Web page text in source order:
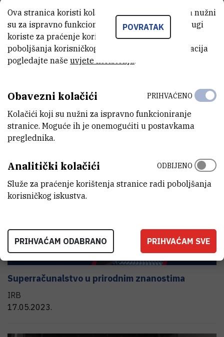
XVI International Estuarine Biogeochemistry
Symposium (IEBS 2023)
Šibenik
23.05.2023.
46. međunarodni skup MIPRO 2023
Opatija
22.05.2023.
Superračunalstvo u prirodnim znanostima
IRB
17.05.2023.
POVRATAK
Ova stranica koristi kolačiće. Neki od tih kolačića nužni
su za ispravno funkcioniranje stranice, dok se drugi
koriste za praćenje korištenja stranice radi
poboljšanja korisničkog iskustva. Za više informacija
pogledajte naše uvjete korištenja.
Obavezni kolačići
Kolačići koji su nužni za ispravno funkcioniranje
stranice. Moguće ih je onemogućiti u postavkama
preglednika.
PRIHVAĆENO
Analitički kolačići
Služe za praćenje korištenja stranice radi poboljšanja
korisničkog iskustva.
ODBIJENO
PRIHVAĆAM ODABRANO PRIHVAĆAM SVE